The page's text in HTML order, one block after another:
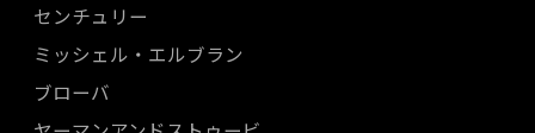
センチュリー
ミッシェル・エルブラン
ブローバ